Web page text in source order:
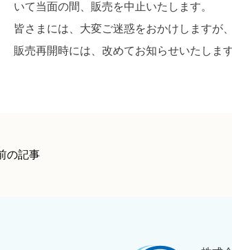
いて当面の間、販売を中止いたします。
皆さまには、大変ご迷惑をおかけしますが
販売再開時には、改めてお知らせいたします
の記事